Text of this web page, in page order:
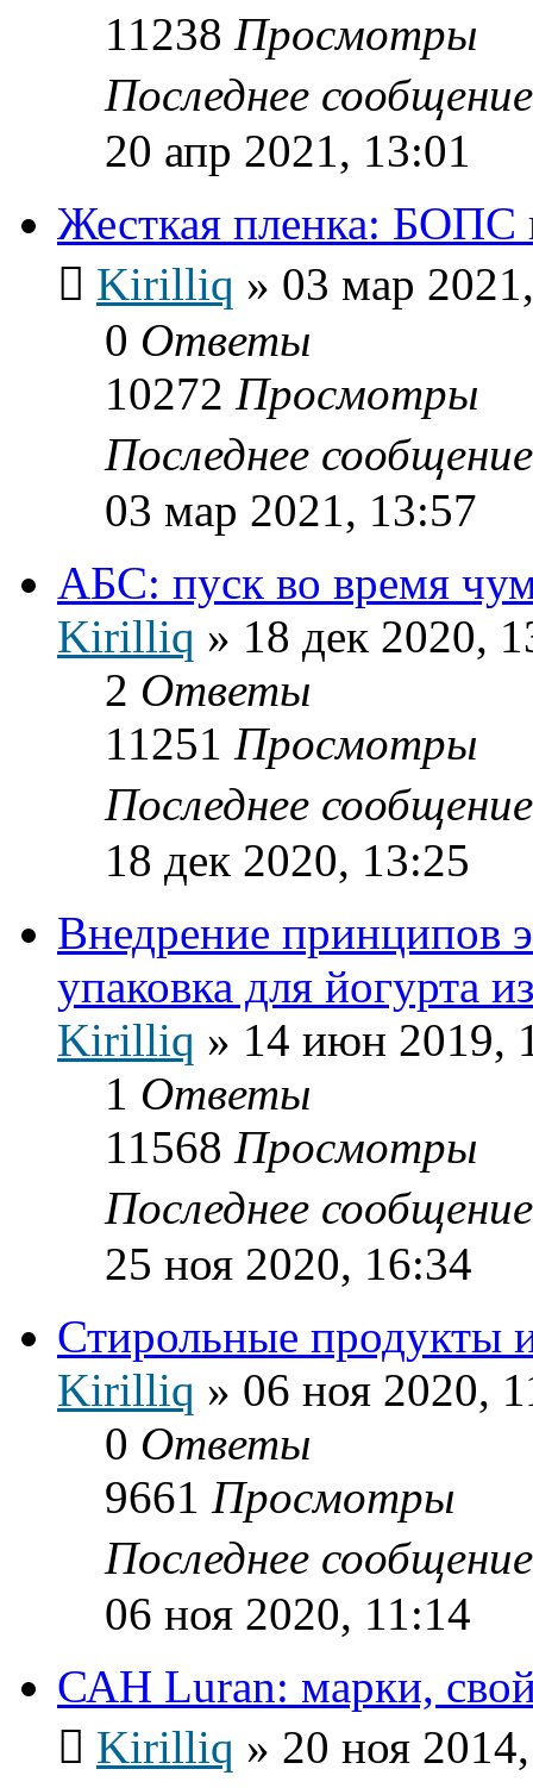
11238 Просмотры
Последнее
20 апр 2021, 13:01
Жесткая пленка:
Kirilliq » 03 мар
0 Ответы
10272 Просмотры
Последнее
03 мар 2021, 13:57
АБС: пуск во время
Kirilliq » 18 дек 2020,
2 Ответы
11251 Просмотры
Последнее
18 дек 2020, 13:25
Внедрение принципов
упаковка для йогурта
Kirilliq » 14 июн 2019,
1 Ответы
11568 Просмотры
Последнее
25 ноя 2020, 16:34
Стирольные продукты
Kirilliq » 06 ноя 2020,
0 Ответы
9661 Просмотры
Последнее
06 ноя 2020, 11:14
САН Luran: марки,
Kirilliq » 20 ноя